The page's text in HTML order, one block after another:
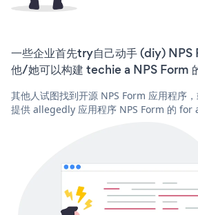
一些企业首先try自己动手 (diy) NPS
他/她可以构建 techie a NPS Form
其他人试图找到开源 NPS Form 应用程序
提供 allegedly 应用程序 NPS Form 的 for